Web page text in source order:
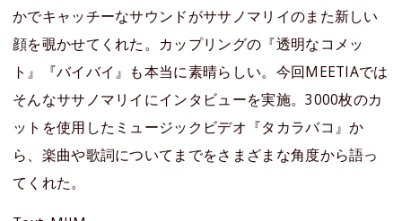
かでキャッチーなサウンドがササノマリイのまた新しい
顔を覗かせてくれた。カップリングの『透明なコメッ
ト』『バイバイ』も本当に素晴らしい。今回MEETIAでは
そんなササノマリイにインタビューを実施。3000枚のカ
ットを使用したミュージックビデオ『タカラバコ』か
ら、楽曲や歌詞についてまでをさまざまな角度から語っ
てくれた。